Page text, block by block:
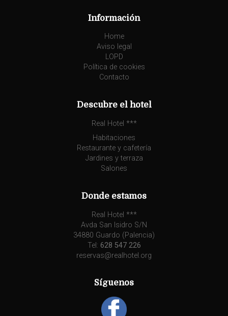
Información
Home
Aviso legal
LOPD
Política de cookies
Contacto
Descubre el hotel
Real Hotel ***
Habitaciones
Restaurante y cafetería
Jardines y terraza
Salones
Donde estamos
Real Hotel ***
Avda San Isidro S/N
34880 Guardo (Palencia)
Tel: 628 547 226
reservas@realhotel.org
Síguenos